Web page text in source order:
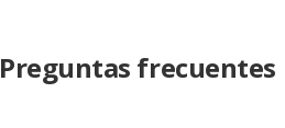
Preguntas frecuentes